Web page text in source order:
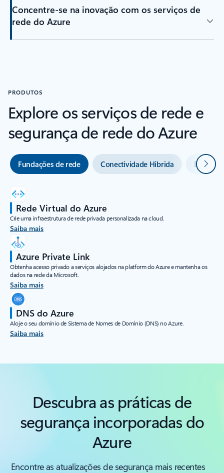
Concentre-se na inovação com os serviços de
rede do Azure
PRODUTOS
Explore os serviços de rede e
segurança de rede do Azure
Fundações de rede Conectividade Híbrida
Rede Virtual do Azure
Crie uma infraestrutura de rede privada personalizada na cloud.
Saiba mais
Azure Private Link
Obtenha acesso privado a serviços alojados na platform do Azure e mantenha os
dados na rede da Microsoft.
Saiba mais
DNS do Azure
Aloje o seu domínio de Sistema de Nomes de Domínio (DNS) no Azure.
Saiba mais
Descubra as práticas de
segurança incorporadas do
Azure
Encontre as atualizações de segurança mais recentes